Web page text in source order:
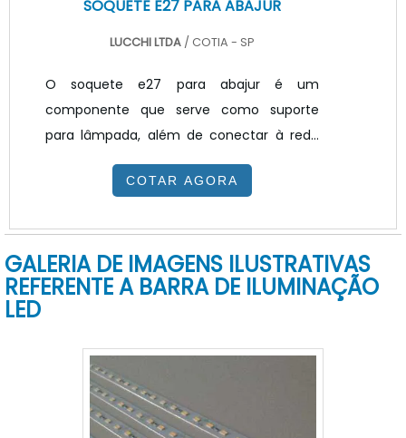
SOQUETE E27 PARA ABAJUR
LUCCHI LTDA / COTIA - SP
O soquete e27 para abajur é um
componente que serve como suporte
para lâmpada, além de conectar à rede
elétrica, serve para fixação da cúpula na
estrutura do abajur.Existem vários modelos
mais conhecidos são os soquetes de base
E27, soquetes de base E14, soquetes para
lâmpadas halógenas em baixa tensão,
alta pressão, soquetes para lâmpadas
fluorescentes compactas, são outras
versõe.
COTAR AGORA
GALERIA DE IMAGENS ILUSTRATIVAS
REFERENTE A BARRA DE ILUMINAÇÃO
LED